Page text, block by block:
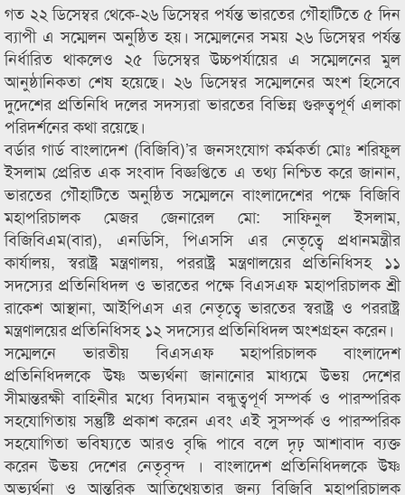
গত ২২ ডিসেম্বর থেকে-২৬ ডিসেম্বর পর্যন্ত ভারতের গৌহাটিতে ৫ দিন
ব্যাপী এ সম্মেলন অনুষ্ঠিত হয়। সম্মেলনের সময় ২৬ ডিসেম্বর পর্যন্ত
নির্ধারিত থাকলেও ২৫ ডিসেম্বর উচ্চপর্যায়ের এ সম্মেলনের মুল
আনুষ্ঠানিকতা শেষ হয়েছে। ২৬ ডিসেম্বর সম্মেলনের অংশ হিসেবে
দুদেশের প্রতিনিধি দলের সদস্যরা ভারতের বিভিন্ন গুরুত্বপূর্ণ এলাকা
পরিদর্শনের কথা রয়েছে।
বর্ডার গার্ড বাংলাদেশ (বিজিবি)’র জনসংযোগ কর্মকর্তা মোঃ শরিফুল
ইসলাম প্রেরিত এক সংবাদ বিজ্ঞপ্তিতে এ তথ্য নিশ্চিত করে জানান,
ভারতের গৌহাটিতে অনুষ্ঠিত সম্মেলনে বাংলাদেশের পক্ষে বিজিবি
মহাপরিচালক মেজর জেনারেল মো: সাফিনুল ইসলাম,
বিজিবিএম(বার), এনডিসি, পিএসসি এর নেতৃত্বে প্রধানমন্ত্রীর
কার্যালয়, স্বরাষ্ট্র মন্ত্রণালয়, পররাষ্ট্র মন্ত্রণালয়ের প্রতিনিধিসহ ১১
সদস্যের প্রতিনিধিদল ও ভারতের পক্ষে বিএসএফ মহাপরিচালক শ্রী
রাকেশ আস্থানা, আইপিএস এর নেতৃত্বে ভারতের স্বরাষ্ট্র ও পররাষ্ট্র
মন্ত্রণালয়ের প্রতিনিধিসহ ১২ সদস্যের প্রতিনিধিদল অংশগ্রহন করেন।
সম্মেলনে ভারতীয় বিএসএফ মহাপরিচালক বাংলাদেশ
প্রতিনিধিদলকে উষ্ণ অভ্যর্থনা জানানোর মাধ্যমে উভয় দেশের
সীমান্তরক্ষী বাহিনীর মধ্যে বিদ্যমান বন্ধুত্বপূর্ণ সম্পর্ক ও পারস্পরিক
সহযোগিতায় সন্তুষ্টি প্রকাশ করেন এবং এই সুসম্পর্ক ও পারস্পরিক
সহযোগিতা ভবিষ্যতে আরও বৃদ্ধি পাবে বলে দৃঢ় আশাবাদ ব্যক্ত
করেন উভয় দেশের নেতৃবৃন্দ । বাংলাদেশ প্রতিনিধিদলকে উষ্ণ
অভ্যর্থনা ও আন্তরিক আতিথেয়তার জন্য বিজিবি মহাপরিচালক